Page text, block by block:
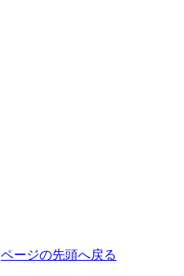
ページの先頭へ戻る